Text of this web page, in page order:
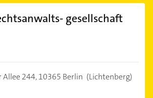
gesellschaft
244,10365 Berlin (Lichtenberg)